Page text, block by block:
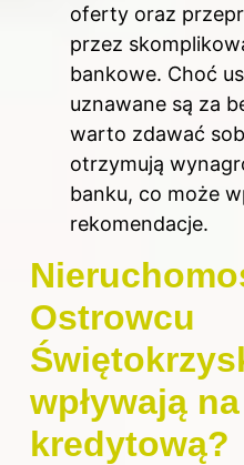
oferty oraz
przez
bankowe. Choć
uznawane są za
warto zdawać
otrzymują
banku, co może
rekomendacje.
Ostrowcu
wpływają
kredytową?